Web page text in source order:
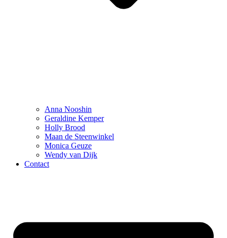
Anna Nooshin
Geraldine Kemper
Holly Brood
Maan de Steenwinkel
Monica Geuze
Wendy van Dijk
Contact